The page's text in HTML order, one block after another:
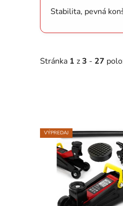
Stabilita, pevná
Stránka 1 z3 - 27
V
ý
VÝPREDAJ